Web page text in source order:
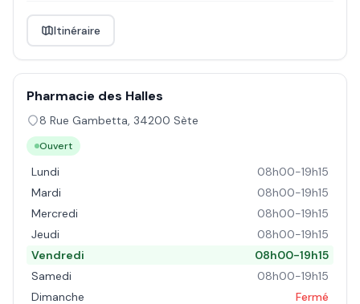
Itinéraire
Pharmacie des Halles
8 Rue Gambetta, 34200 Sète
Ouvert
Lundi
08h00-19h15
Mardi
08h00-19h15
Mercredi
08h00-19h15
Jeudi
08h00-19h15
Vendredi
08h00-19h15
Samedi
08h00-19h15
Dimanche
Fermé